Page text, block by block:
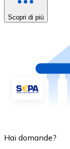
Scopri di più
Hai domande?